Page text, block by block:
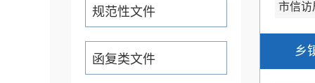
规范性文件
函复类文件
市信访
乡